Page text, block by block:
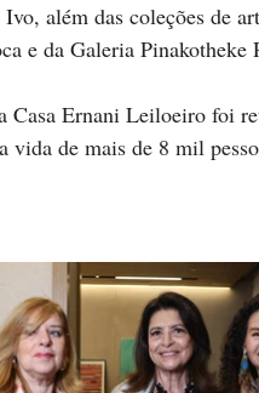
além das coleções de
e da Galeria Pinakotheke
Casa Ernani Leiloeiro foi
vida de mais de 8 mil